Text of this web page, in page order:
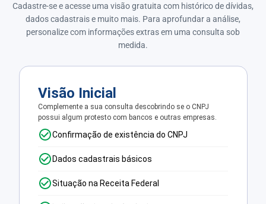
Cadastre-se e acesse uma visão gratuita com histórico de dívidas,
dados cadastrais e muito mais. Para aprofundar a análise,
personalize com informações extras em uma consulta sob
medida.
Visão Inicial
Complemente a sua consulta descobrindo se o CNPJ
possui algum protesto com bancos e outras empresas.
Confirmação de existência do CNPJ
Dados cadastrais básicos
Situação na Receita Federal